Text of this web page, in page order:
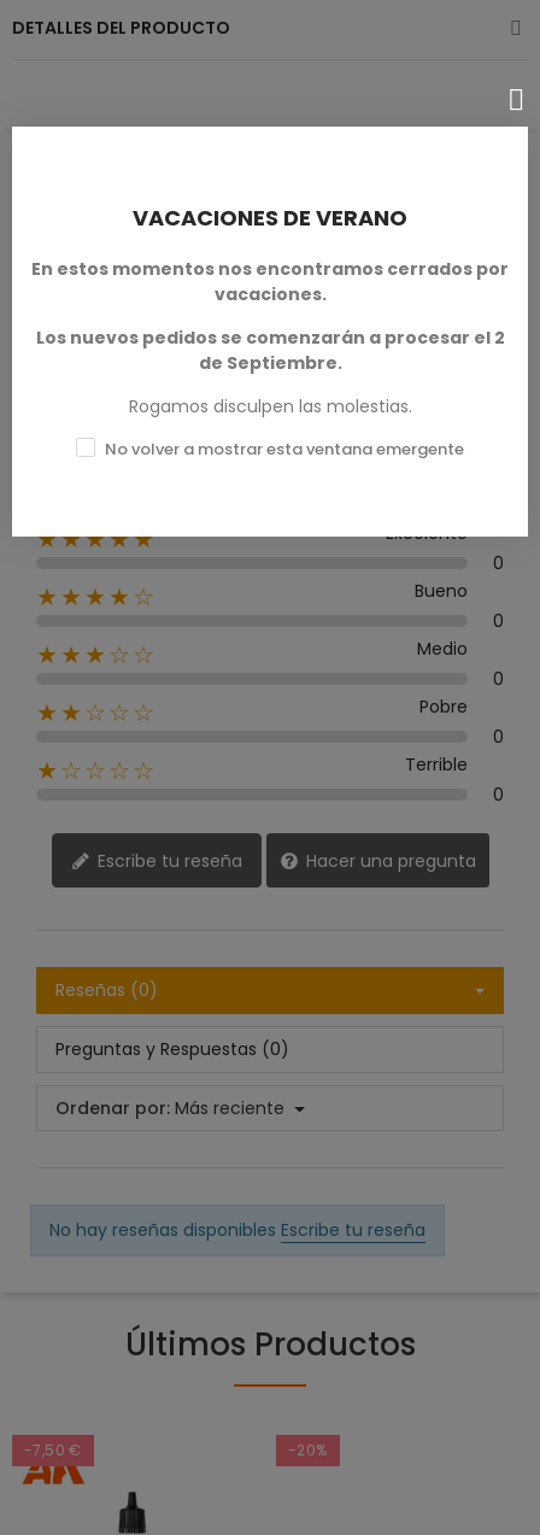
DETALLES DEL PRODUCTO
Calificación media
0.0
0 Reseña
★★★★★
Excelente
0
★★★★☆
Bueno
0
★★★☆☆
Medio
0
★★☆☆☆
Pobre
0
★☆☆☆☆
Terrible
0
Escribe tu reseña Hacer una pregunta
Reseñas (0)
Preguntas y Respuestas (0)
Ordenar por: Más reciente
No hay reseñas disponibles Escribe tu reseña
Últimos Productos
-7,50 € -20%
VACACIONES DE VERANO
En estos momentos nos encontramos cerrados por
vacaciones.
Los nuevos pedidos se comenzarán a procesar el 2
de Septiembre.
Rogamos disculpen las molestias.
No volver a mostrar esta ventana emergente